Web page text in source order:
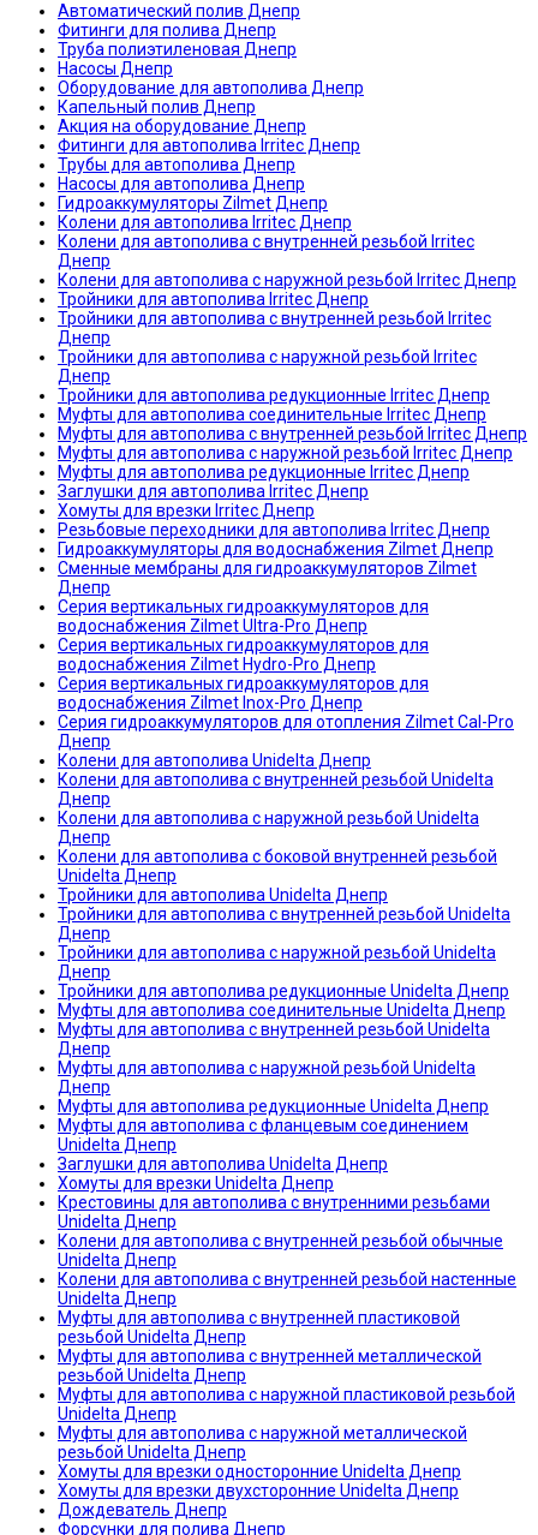
Автоматический полив Днепр
Фитинги для полива Днепр
Труба полиэтиленовая Днепр
Насосы Днепр
Оборудование для автополива Днепр
Капельный полив Днепр
Акция на оборудование Днепр
Фитинги для автополива Irritec Днепр
Трубы для автополива Днепр
Насосы для автополива Днепр
Гидроаккумуляторы Zilmet Днепр
Колени для автополива Irritec Днепр
Колени для автополива с внутренней резьбой Irritec
Днепр
Колени для автополива с наружной резьбой Irritec Днепр
Тройники для автополива Irritec Днепр
Тройники для автополива с внутренней резьбой Irritec
Днепр
Тройники для автополива с наружной резьбой Irritec
Днепр
Тройники для автополива редукционные Irritec Днепр
Муфты для автополива соединительные Irritec Днепр
Муфты для автополива с внутренней резьбой Irritec Днепр
Муфты для автополива с наружной резьбой Irritec Днепр
Муфты для автополива редукционные Irritec Днепр
Заглушки для автополива Irritec Днепр
Хомуты для врезки Irritec Днепр
Резьбовые переходники для автополива Irritec Днепр
Гидроаккумуляторы для водоснабжения Zilmet Днепр
Сменные мембраны для гидроаккумуляторов Zilmet
Днепр
Серия вертикальных гидроаккумуляторов для
водоснабжения Zilmet Ultra-Pro Днепр
Серия вертикальных гидроаккумуляторов для
водоснабжения Zilmet Hydro-Pro Днепр
Серия вертикальных гидроаккумуляторов для
водоснабжения Zilmet Inox-Pro Днепр
Серия гидроаккумуляторов для отопления Zilmet Cal-Pro
Днепр
Колени для автополива Unidelta Днепр
Колени для автополива с внутренней резьбой Unidelta
Днепр
Колени для автополива с наружной резьбой Unidelta
Днепр
Колени для автополива с боковой внутренней резьбой
Unidelta Днепр
Тройники для автополива Unidelta Днепр
Тройники для автополива с внутренней резьбой Unidelta
Днепр
Тройники для автополива с наружной резьбой Unidelta
Днепр
Тройники для автополива редукционные Unidelta Днепр
Муфты для автополива соединительные Unidelta Днепр
Муфты для автополива с внутренней резьбой Unidelta
Днепр
Муфты для автополива с наружной резьбой Unidelta
Днепр
Муфты для автополива редукционные Unidelta Днепр
Муфты для автополива с фланцевым соединением
Unidelta Днепр
Заглушки для автополива Unidelta Днепр
Хомуты для врезки Unidelta Днепр
Крестовины для автополива с внутренними резьбами
Unidelta Днепр
Колени для автополива с внутренней резьбой обычные
Unidelta Днепр
Колени для автополива с внутренней резьбой настенные
Unidelta Днепр
Муфты для автополива с внутренней пластиковой
резьбой Unidelta Днепр
Муфты для автополива с внутренней металлической
резьбой Unidelta Днепр
Муфты для автополива с наружной пластиковой резьбой
Unidelta Днепр
Муфты для автополива с наружной металлической
резьбой Unidelta Днепр
Хомуты для врезки односторонние Unidelta Днепр
Хомуты для врезки двухсторонние Unidelta Днепр
Дождеватель Днепр
Форсунки для полива Днепр